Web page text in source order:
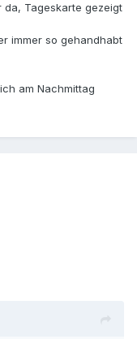
Tageskarte gezeigt
immer so gehandhabt
am Nachmittag